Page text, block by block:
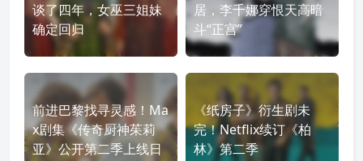
谈了四年，女巫三姐妹
确定回归
居，李千娜穿恨天高暗
斗“正宫”
前进巴黎找寻灵感！Ma
x剧集《传奇厨神茱莉
亚》公开第二季上线日
《纸房子》衍生剧未
完！Netflix续订《柏
林》第二季